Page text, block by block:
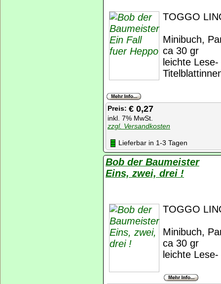
TOGGO
Minibuch,
ca 30 gr
leichte
Preis: € 0,27
inkl. 7% MwSt.
zzgl. Versandkosten
Lieferbar in 1-3 Tagen
Bob der Baumeister
Eins, zwei, drei !
TOGGO
Minibuch,
ca 30 gr
leichte